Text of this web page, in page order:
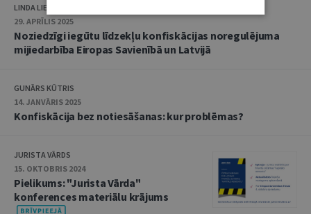
LINDA LIELBRIEDE
29. APRĪLIS 2025
Noziedzīgi iegūtu līdzekļu konfiskācijas noregulējuma
mijiedarbība Eiropas Savienībā un Latvijā
GUNĀRS KŪTRIS
14. JANVĀRIS 2025
Konfiskācija bez notiesāšanas: kur problēmas?
JURISTA VĀRDS
15. OKTOBRIS 2024
Pielikums: "Jurista Vārda"
konferences materiālu krājums